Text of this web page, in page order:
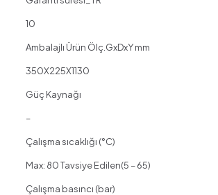
10
Ambalajlı Ürün Ölç.GxDxY mm
350X225X1130
Güç Kaynağı
–
Çalışma sıcaklığı (°C)
Max: 80 Tavsiye Edilen(5 – 65)
Çalışma basıncı (bar)